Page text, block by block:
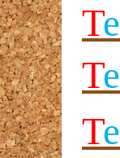
Te
Te
Te